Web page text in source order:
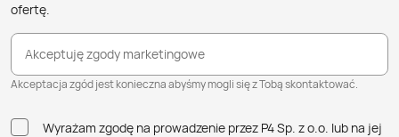
ofertę.
Akceptuję zgody marketingowe
Akceptacja zgód jest konieczna abyśmy mogli się z Tobą skontaktować.
Wyrażam zgodę na prowadzenie przez P4 Sp. z o.o. lub na jej